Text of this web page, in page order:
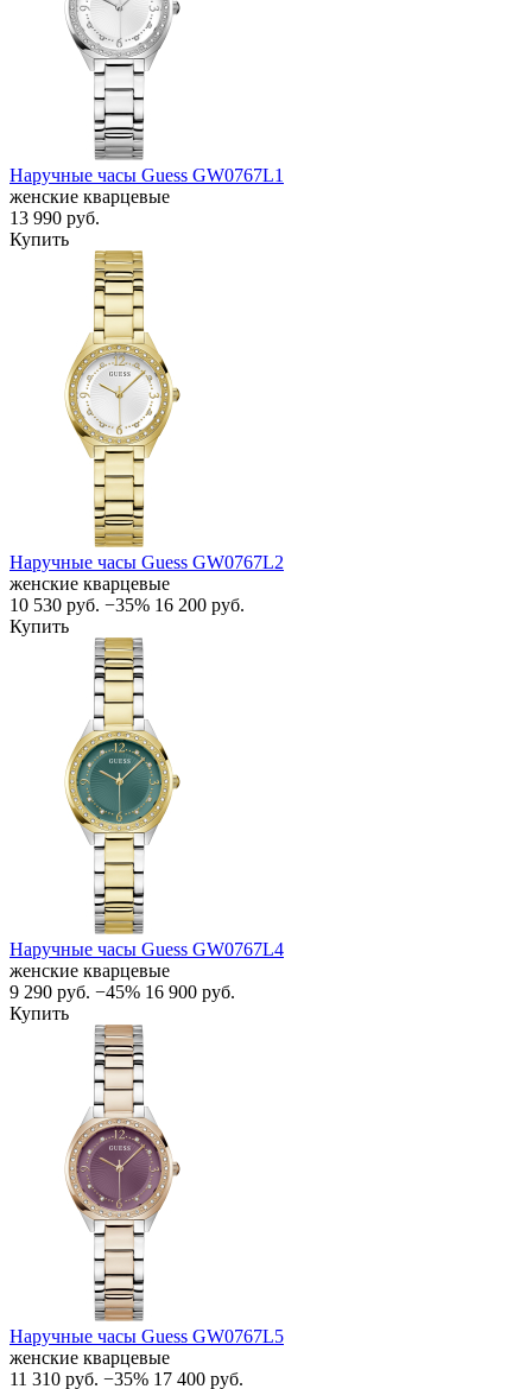
Наручные часы Guess GW0767L1
женские кварцевые
13 990 руб.
Купить
Наручные часы Guess GW0767L2
женские кварцевые
10 530 руб. −35% 16 200 руб.
Купить
Наручные часы Guess GW0767L4
женские кварцевые
9 290 руб. −45% 16 900 руб.
Купить
Наручные часы Guess GW0767L5
женские кварцевые
11 310 руб. −35% 17 400 руб.